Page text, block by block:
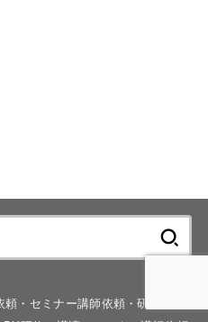
頼・セミナー講師依頼・研修依頼